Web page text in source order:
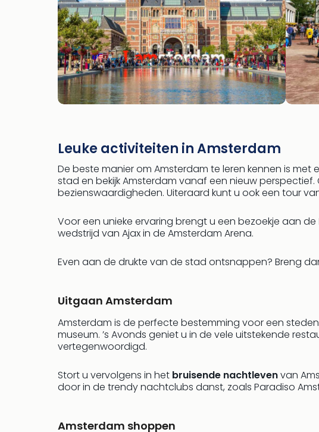
Leuke activiteiten in Amsterdam
De beste manier om Amsterdam te leren kennen is met
stad en bekijk Amsterdam vanaf een nieuw
bezienswaardigheden. Uiteraard kunt u ook een tour
Voor een unieke ervaring brengt u een bezoekje aan de
wedstrijd van Ajax in de Amsterdam Arena.
Even aan de drukte van de stad ontsnappen? Breng
Uitgaan Amsterdam
Amsterdam is de perfecte bestemming voor een
museum. ’s Avonds geniet u in de vele uitstekende
vertegenwoordigd.
Stort u vervolgens in het bruisende nachtlevenvan
door in de trendy nachtclubs danst, zoals Paradiso
Amsterdam shoppen